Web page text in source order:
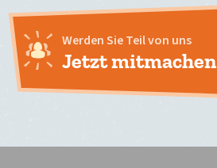
Werden Sie Teil von uns
Jetzt mitmachen